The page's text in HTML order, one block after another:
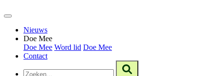
Nieuws
Doe Mee
Doe Mee Word lid Doe Mee
Contact